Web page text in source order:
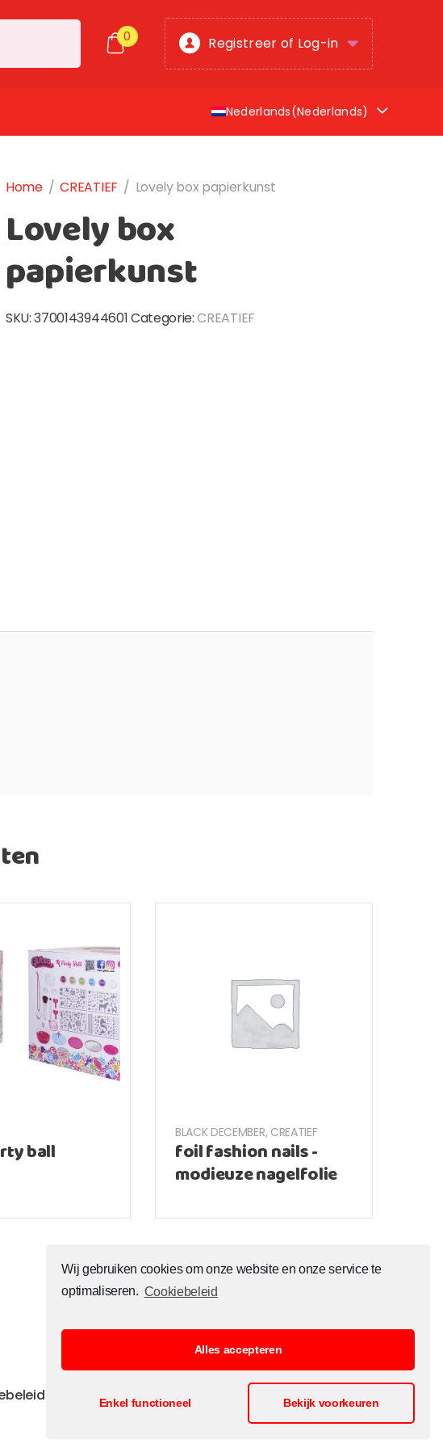
Wij gebruiken cookies om onze website en onze service te
optimaliseren. Cookiebeleid
Alles accepteren
Enkel functioneel Bekijk voorkeuren
0 Registreer of Log-in
Nederlands(Nederlands)
Home / CREATIEF / Lovely box papierkunst
Lovely box
papierkunst
SKU:3700143944601Categorie:CREATIEF
ball
BLACK DECEMBER, CREATIEF
foil fashion nails -
modieuze nagelfolie
Contact Openingsuren